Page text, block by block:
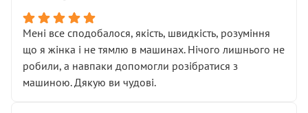
Мені все сподобалося, якість, швидкість, розуміння
що я жінка і не тямлю в машинах. Нічого лишнього не
робили, а навпаки допомогли розібратися з
машиною. Дякую ви чудові.